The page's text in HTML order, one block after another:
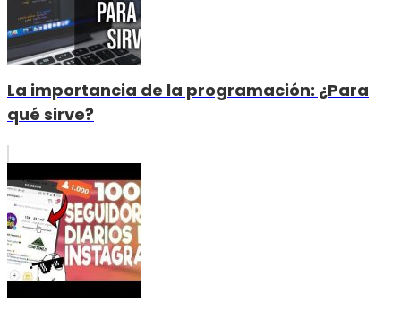
La importancia de la programación: ¿Para
qué sirve?